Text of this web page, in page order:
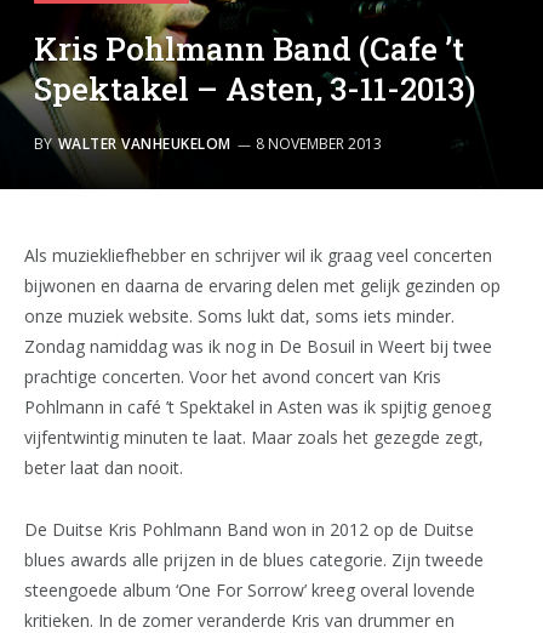
Kris Pohlmann Band (Cafe ’t
Spektakel – Asten, 3-11-2013)
BY WALTER VANHEUKELOM 8 NOVEMBER 2013
Als muziekliefhebber en schrijver wil ik graag veel concerten
bijwonen en daarna de ervaring delen met gelijk gezinden op
onze muziek website. Soms lukt dat, soms iets minder.
Zondag namiddag was ik nog in De Bosuil in Weert bij twee
prachtige concerten. Voor het avond concert van Kris
Pohlmann in café ’t Spektakel in Asten was ik spijtig genoeg
vijfentwintig minuten te laat. Maar zoals het gezegde zegt,
beter laat dan nooit.
De Duitse Kris Pohlmann Band won in 2012 op de Duitse
blues awards alle prijzen in de blues categorie. Zijn tweede
steengoede album ‘One For Sorrow’ kreeg overal lovende
kritieken. In de zomer veranderde Kris van drummer en